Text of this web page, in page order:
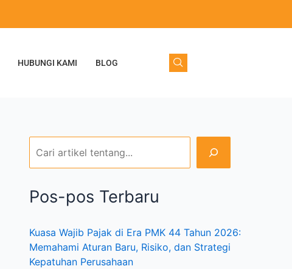
HUBUNGI KAMI BLOG
a
i
Pos-pos Terbaru
Kuasa Wajib Pajak di Era PMK 44 Tahun 2026:
Memahami Aturan Baru, Risiko, dan Strategi
Kepatuhan Perusahaan